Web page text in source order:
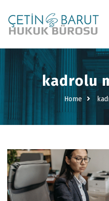
kadrolu
Home